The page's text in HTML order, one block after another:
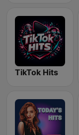
TikTok Hits